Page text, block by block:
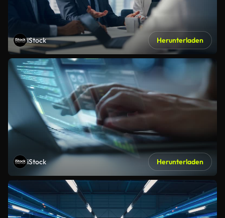
iStock Herunterladen
iStock Herunterladen